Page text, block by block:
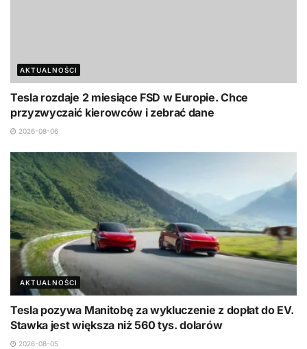
AKTUALNOŚCI
Tesla rozdaje 2 miesiące FSD w Europie. Chce
przyzwyczaić kierowców i zebrać dane
2026-08-06
AKTUALNOŚCI
Tesla pozywa Manitobę za wykluczenie z dopłat do EV.
Stawka jest większa niż 560 tys. dolarów
2026-08-05